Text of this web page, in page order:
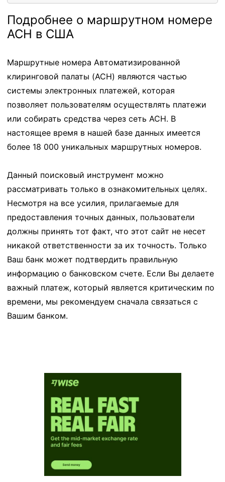
Подробнее о маршрутном номере
ACH в США
Маршрутные номера Автоматизированной
клиринговой палаты (ACH) являются частью
системы электронных платежей, которая
позволяет пользователям осуществлять платежи
или собирать средства через сеть ACH. В
настоящее время в нашей базе данных имеется
более 18 000 уникальных маршрутных номеров.
Данный поисковый инструмент можно
рассматривать только в ознакомительных целях.
Несмотря на все усилия, прилагаемые для
предоставления точных данных, пользователи
должны принять тот факт, что этот сайт не несет
никакой ответственности за их точность. Только
Ваш банк может подтвердить правильную
информацию о банковском счете. Если Вы делаете
важный платеж, который является критическим по
времени, мы рекомендуем сначала связаться с
Вашим банком.